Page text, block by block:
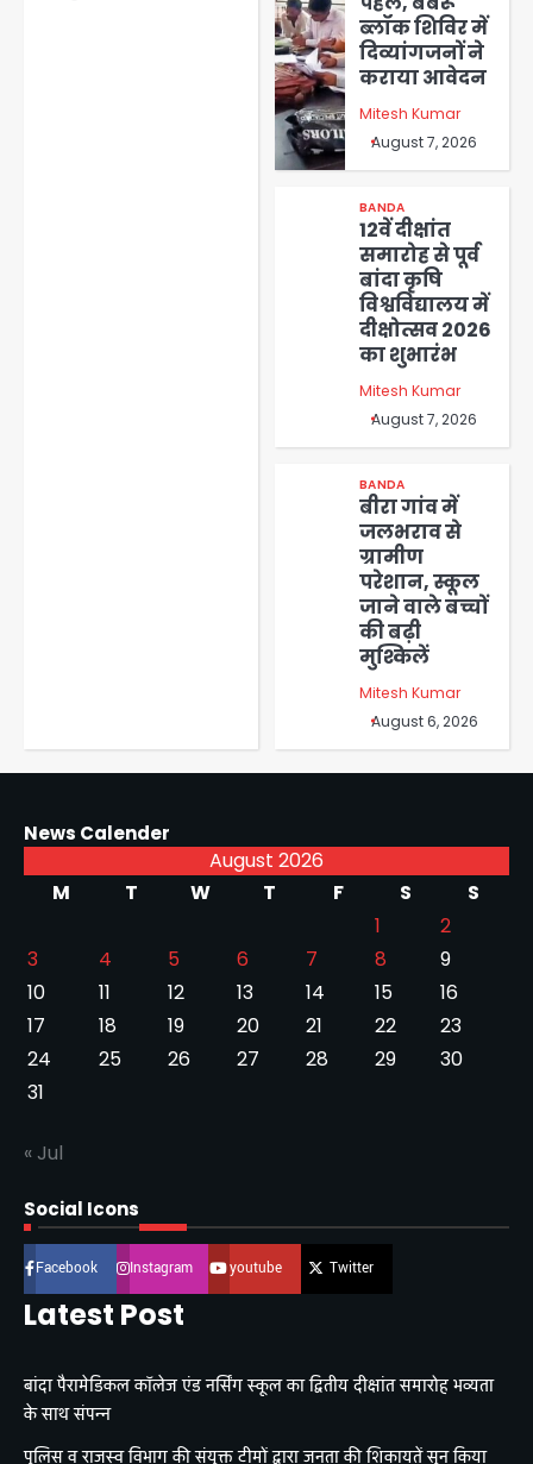
ब्लॉक शिविर में
दिव्यांगजनों ने
कराया आवेदन
Mitesh Kumar
August 7, 2026
BANDA
12वें दीक्षांत
समारोह से पूर्व
बांदा कृषि
विश्वविद्यालय में
दीक्षोत्सव 2026
का शुभारंभ
Mitesh Kumar
August 7, 2026
BANDA
बीरा गांव में
जलभराव से
ग्रामीण
परेशान, स्कूल
जाने वाले बच्चों
की बढ़ी
मुश्किलें
Mitesh Kumar
August 6, 2026
News Calender
August 2026
M
T W T F S
S
1
2
3
4 5 6 7 8
9
10
11 12 13 14 15
16
17
18 19 20 21 22
23
24
25 26 27 28 29
30
31
« Jul
Social Icons
Facebook Instagram youtube Twitter
Latest Post
बांदा पैरामेडिकल कॉलेज एंड नर्सिंग स्कूल का द्वितीय दीक्षांत समारोह भव्यता
के साथ संपन्न
पुलिस व राजस्व विभाग की संयुक्त टीमों द्वारा जनता की शिकायतें सुन किया